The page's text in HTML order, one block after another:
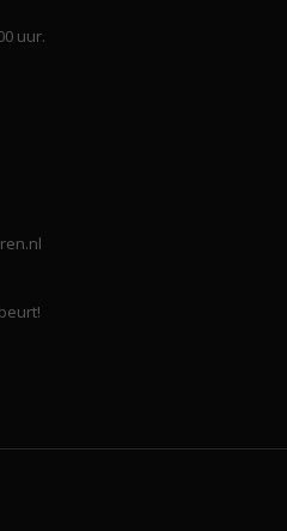
uur.